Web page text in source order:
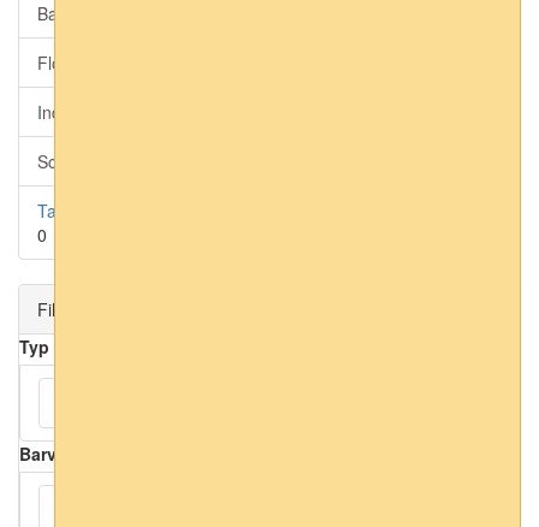
Barbara Home collection 3 (moderní)
Florentine 3 (přírodní)
Indian Style (grafika)
Schöner Wohnen (domácí značkové)
Tapety Erismann
0
Filtr
Typ
Barva